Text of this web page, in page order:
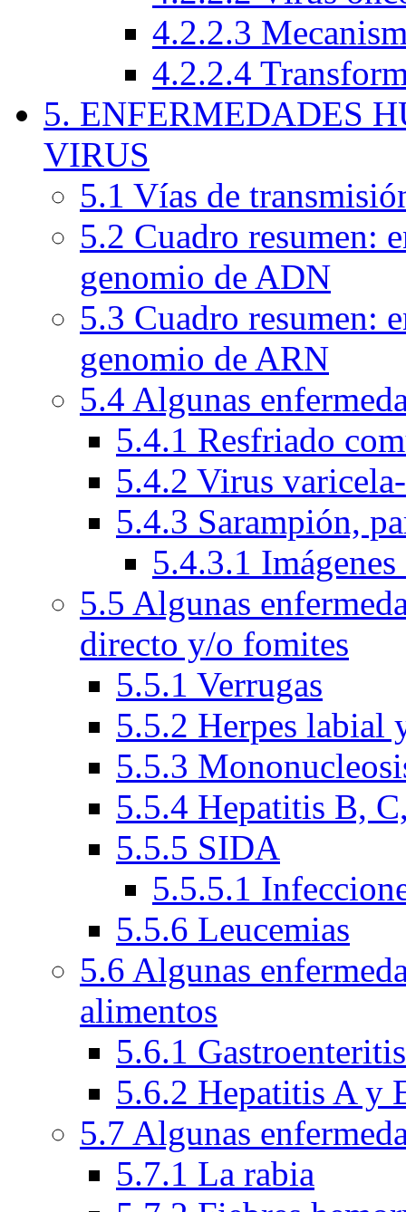
4.2.2.3
4.2.2.4
5. ENFERMEDADES
VIRUS
5.1 Vías de
5.2 Cuadro resumen:
genomio de ADN
5.3 Cuadro resumen:
genomio de ARN
5.4 Algunas
5.4.1 Resfriado
5.4.2 Virus
5.4.3 Sarampión,
5.4.3.1
5.5 Algunas
directo y/o fomites
5.5.1 Verrugas
5.5.2 Herpes labial
5.5.3
5.5.4 Hepatitis B,
5.5.5 SIDA
5.5.5.1
5.5.6 Leucemias
5.6 Algunas
alimentos
5.6.1
5.6.2 Hepatitis A y
5.7 Algunas
5.7.1 La rabia